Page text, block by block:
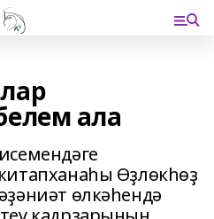
ала
Өҙлөкһөҙ
өлкәһендә